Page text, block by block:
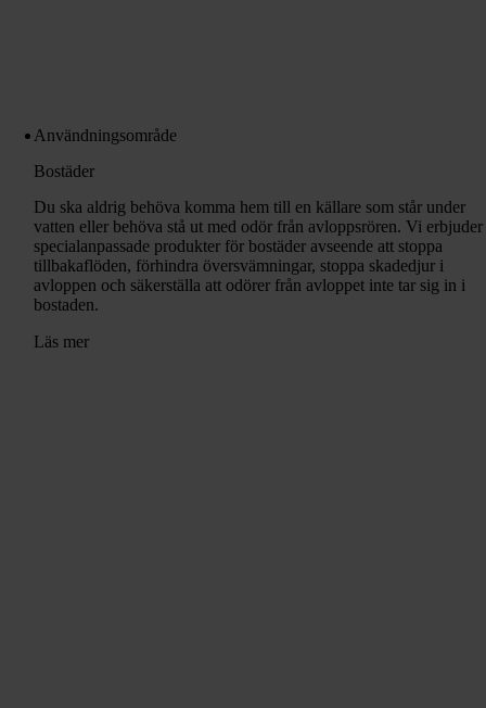
Användningsområde
Bostäder
Du ska aldrig behöva komma hem till en källare som står under
vatten eller behöva stå ut med odör från avloppsrören. Vi erbjuder
specialanpassade produkter för bostäder avseende att stoppa
tillbakaflöden, förhindra översvämningar, stoppa skadedjur i
avloppen och säkerställa att odörer från avloppet inte tar sig in i
bostaden.
Läs mer